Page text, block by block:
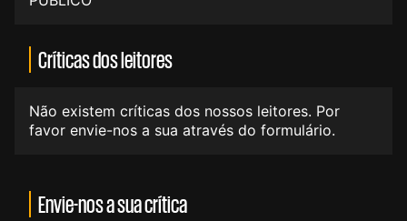
Críticas dos leitores
Não existem críticas dos nossos leitores. Por
favor envie-nos a sua através do formulário.
Envie-nos a sua crítica